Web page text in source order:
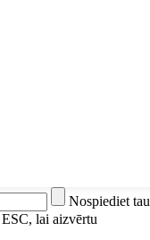
Nospiediet
lai aizvērtu